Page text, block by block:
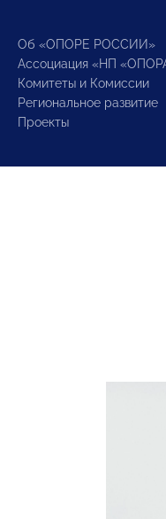
Об «ОПОРЕ РОССИИ»
Ассоциация «НП
Комитеты и Комиссии
Региональное развитие
Проекты